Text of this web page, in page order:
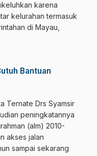
karena
kelurahan termasuk
di Mayau,
Bantuan
Ternate Drs Syamsir
peningkatannya
(alm) 2010-
akses jalan
sampai sekarang